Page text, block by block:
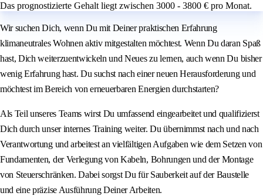
Das prognostizierte Gehalt liegt zwischen 3000 - 3800 € pro Monat.
Wir suchen Dich, wenn Du mit Deiner praktischen Erfahrung
klimaneutrales Wohnen aktiv mitgestalten möchtest. Wenn Du daran Spaß
hast, Dich weiterzuentwickeln und Neues zu lernen, auch wenn Du bisher
wenig Erfahrung hast. Du suchst nach einer neuen Herausforderung und
möchtest im Bereich von erneuerbaren Energien durchstarten?
Als Teil unseres Teams wirst Du umfassend eingearbeitet und qualifizierst
Dich durch unser internes Training weiter. Du übernimmst nach und nach
Verantwortung und arbeitest an vielfältigen Aufgaben wie dem Setzen von
Fundamenten, der Verlegung von Kabeln, Bohrungen und der Montage
von Steuerschränken. Dabei sorgst Du für Sauberkeit auf der Baustelle
und eine präzise Ausführung Deiner Arbeiten.